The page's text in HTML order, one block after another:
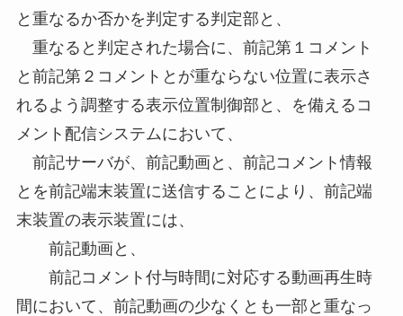
と重なるか否かを判定する判定部と、
重なると判定された場合に、前記第１コメント
と前記第２コメントとが重ならない位置に表示さ
れるよう調整する表示位置制御部と、を備えるコ
メント配信システムにおいて、
前記サーバが、前記動画と、前記コメント情報
とを前記端末装置に送信することにより、前記端
末装置の表示装置には、
前記動画と、
前記コメント付与時間に対応する動画再生時
間において、前記動画の少なくとも一部と重なっ